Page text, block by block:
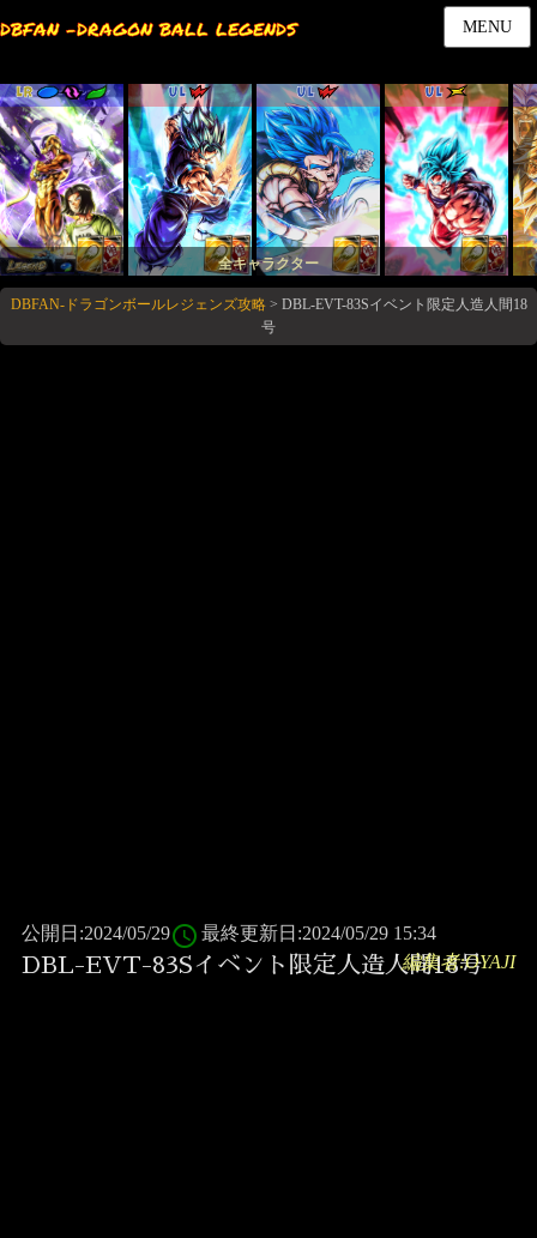
DBFAN -DRAGON BALL LEGENDS MENU
LR UL UL UL
全キャラクター
DBFAN-ドラゴンボールレジェンズ攻略> DBL-EVT-83Sイベント限定人造人間18
号
公開日:2024/05/29access_time 最終更新日:2024/05/29 15:34
DBL-EVT-83Sイベント限定人造人間18号
編集者:OYAJI